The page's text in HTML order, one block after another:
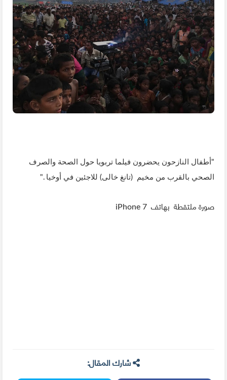
"أطفال النازحون يحضرون فيلما تربويا حول الصحة والصرف
الصحي بالقرب من مخيم (تانغ خالى) للاجئين في أوخيا ."
صورة ملتقطة بهاتف iPhone 7
شارك المقال: